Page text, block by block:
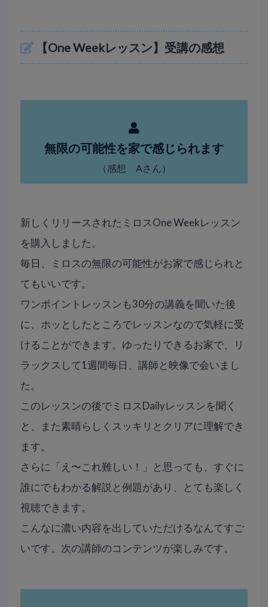
【One Weekレッスン】受講の感想
無限の可能性を家で感じられます
（感想 Aさん）
新しくリリースされたミロスOne Weekレッスン
を購入しました。
毎日、ミロスの無限の可能性がお家で感じられと
てもいいです。
ワンポイントレッスンも30分の講義を聞いた後
に、ホッとしたところでレッスンなので気軽に受
けることができます。ゆったりできるお家で、リ
ラックスして1週間毎日、講師と映像で会いまし
た。
このレッスンの後でミロスDailyレッスンを聞く
と、また素晴らしくスッキリとクリアに理解でき
ます。
さらに「え〜これ難しい！」と思っても、すぐに
誰にでもわかる解説と例題があり、とても楽しく
視聴できます。
こんなに濃い内容を出していただけるなんてすご
いです。次の講師のコンテンツが楽しみです。